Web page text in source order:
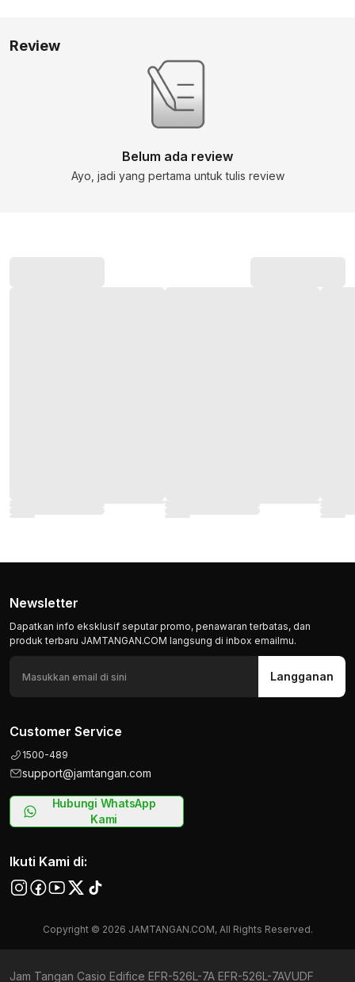
Newsletter
Dapatkan info eksklusif seputar promo, penawaran terbatas, dan
produk terbaru JAMTANGAN.COM langsung di inbox emailmu.
Langganan
Customer Service
1500-489
support@jamtangan.com
Hubungi WhatsApp
Kami
Ikuti Kami di:
Copyright © 2026 JAMTANGAN.COM, All Rights Reserved.
Jam Tangan Casio Edifice EFR-526L-7A EFR-526L-7AVUDF
Review
Belum ada review
Ayo, jadi yang pertama untuk tulis review